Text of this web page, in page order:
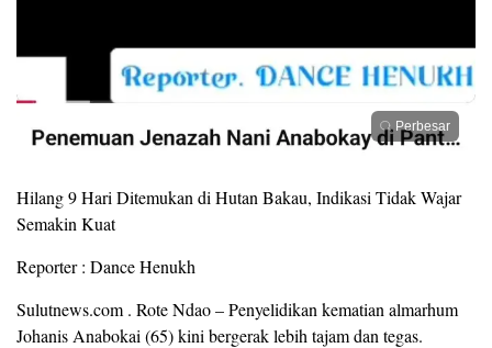
Perbesar
Hilang 9 Hari Ditemukan di Hutan Bakau, Indikasi Tidak Wajar
Semakin Kuat
Reporter : Dance Henukh
Sulutnews.com . Rote Ndao – Penyelidikan kematian almarhum
Johanis Anabokai (65) kini bergerak lebih tajam dan tegas.